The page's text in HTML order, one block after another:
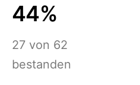
44%
27 von 62
bestanden